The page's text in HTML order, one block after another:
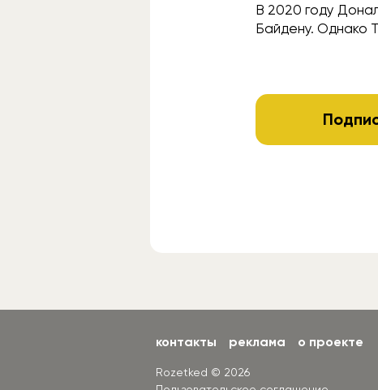
В 2020 году
Байдену. Однако
контакты реклама о проекте
Rozetked © 2026